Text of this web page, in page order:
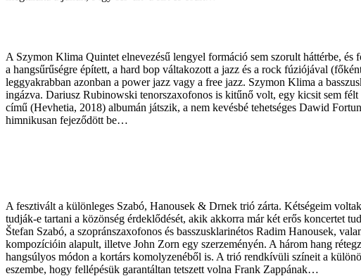
A Szymon Klima Quintet elnevezésű lengyel formáció sem szorult háttérbe,
a hangsűrűségre épített, a hard bop váltakozott a jazz és a rock fúziójával
leggyakrabban azonban a power jazz vagy a free jazz. Szymon Klima a
ingázva. Dariusz Rubinowski tenorszaxofonos is kitűnő volt, egy kicsit sem félt
című (Hevhetia, 2018) albumán játszik, a nem kevésbé tehetséges Dawid
himnikusan fejeződött be…
A fesztivált a különleges Szabó, Hanousek & Drnek trió zárta. Kétségeim
tudják-e tartani a közönség érdeklődését, akik akkorra már két erős koncertet
Štefan Szabó, a szopránszaxofonos és basszusklarinétos Radim Hanousek,
kompozícióin alapult, illetve John Zorn egy szerzeményén. A három hang
hangsúlyos módon a kortárs komolyzenéből is. A trió rendkívüli színeit a
eszembe, hogy fellépésük garantáltan tetszett volna Frank Zappának…